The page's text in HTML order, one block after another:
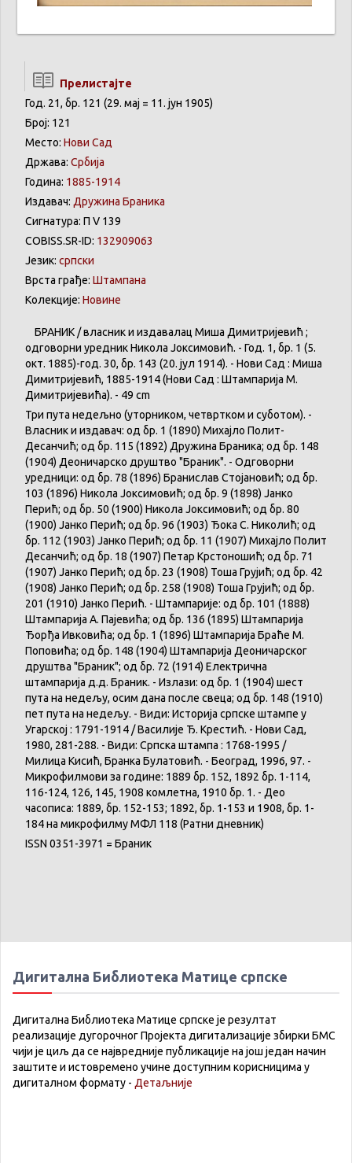
Прелистајте
Год. 21, бр. 121 (29. мај = 11. јун 1905)
Број: 121
Место: Нови Сад
Држава: Србија
Година: 1885-1914
Издавач: Дружина Браника
Сигнатура: П V 139
COBISS.SR-ID: 132909063
Језик: српски
Врста грађе: Штампана
Колекције: Новине
БРАНИК / власник и издавалац Миша Димитријевић ;
одговорни уредник Никола Јоксимовић. - Год. 1, бр. 1 (5.
окт. 1885)-год. 30, бр. 143 (20. јул 1914). - Нови Сад : Миша
Димитријевић, 1885-1914 (Нови Сад : Штампарија М.
Димитријевића). - 49 cm
Три пута недељно (уторником, четвртком и суботом). -
Власник и издавач: од бр. 1 (1890) Михајло Полит-
Десанчић; од бр. 115 (1892) Дружина Браника; од бр. 148
(1904) Деоничарско друштво "Браник". - Одговорни
уредници: од бр. 78 (1896) Бранислав Стојановић; од бр.
103 (1896) Никола Јоксимовић; од бр. 9 (1898) Јанко
Перић; од бр. 50 (1900) Никола Јоксимовић; од бр. 80
(1900) Јанко Перић; од бр. 96 (1903) Ђока С. Николић; од
бр. 112 (1903) Јанко Перић; од бр. 11 (1907) Михајло Полит
Десанчић; од бр. 18 (1907) Петар Крстоношић; од бр. 71
(1907) Јанко Перић; од бр. 23 (1908) Тоша Грујић; од бр. 42
(1908) Јанко Перић; од бр. 258 (1908) Тоша Грујић; од бр.
201 (1910) Јанко Перић. - Штампарије: од бр. 101 (1888)
Штампарија А. Пајевића; од бр. 136 (1895) Штампарија
Ђорђа Ивковића; од бр. 1 (1896) Штампарија Браће М.
Поповића; од бр. 148 (1904) Штампарија Деоничарског
друштва "Браник"; од бр. 72 (1914) Електрична
штампарија д.д. Браник. - Излази: од бр. 1 (1904) шест
пута на недељу, осим дана после свеца; од бр. 148 (1910)
пет пута на недељу. - Види: Историја српске штампе у
Угарској : 1791-1914 / Василије Ђ. Крестић. - Нови Сад,
1980, 281-288. - Види: Српска штампа : 1768-1995 /
Милица Кисић, Бранка Булатовић. - Београд, 1996, 97. -
Микрофилмови за године: 1889 бр. 152, 1892 бр. 1-114,
116-124, 126, 145, 1908 комлетна, 1910 бр. 1. - Део
часописа: 1889, бр. 152-153; 1892, бр. 1-153 и 1908, бр. 1-
184 на микрофилму МФЛ 118 (Ратни дневник)
ISSN 0351-3971 = Браник
Дигитална Библиотека Матице српске
Дигитална Библиотека Матице српске је резултат
реализације дугорочног Пројекта дигитализације збирки БМС
чији је циљ да се највредније публикације на још један начин
заштите и истовремено учине доступним корисницима у
дигиталном формату - Детаљније